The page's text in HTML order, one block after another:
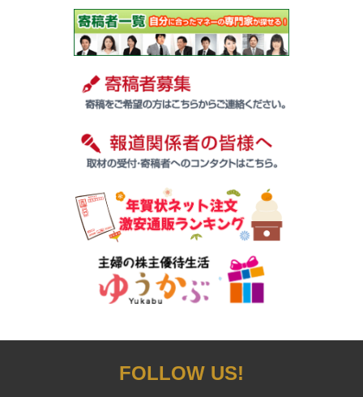
FOLLOW US!